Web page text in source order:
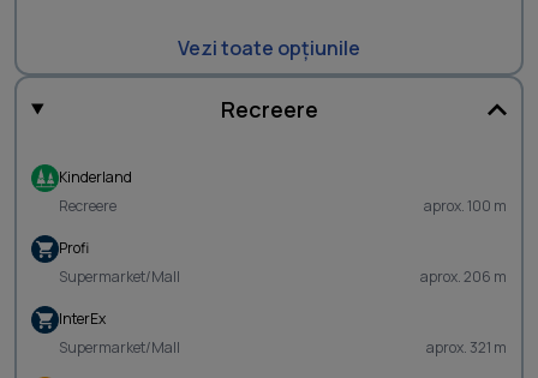
Vezi toate opțiunile
Recreere
Kinderland
Recreere
aprox. 100 m
Profi
Supermarket/Mall
aprox. 206 m
InterEx
Supermarket/Mall
aprox. 321 m